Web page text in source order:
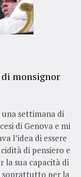
monsignor
settimana di
di Genova e mi
l’idea di essere
di pensiero e
la sua capacità di
soprattutto per la